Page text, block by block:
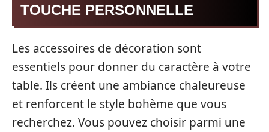
TOUCHE PERSONNELLE
Les accessoires de décoration sont
essentiels pour donner du caractère à votre
table. Ils créent une ambiance chaleureuse
et renforcent le style bohème que vous
recherchez. Vous pouvez choisir parmi une